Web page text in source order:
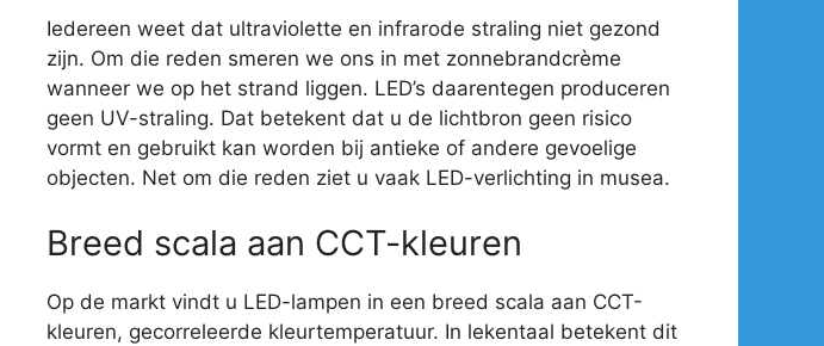
Iedereen weet dat ultraviolette en infrarode straling niet gezond
zijn. Om die reden smeren we ons in met zonnebrandcrème
wanneer we op het strand liggen. LED’s daarentegen produceren
geen UV-straling. Dat betekent dat u de lichtbron geen risico
vormt en gebruikt kan worden bij antieke of andere gevoelige
objecten. Net om die reden ziet u vaak LED-verlichting in musea.
Breed scala aan CCT-kleuren
Op de markt vindt u LED-lampen in een breed scala aan CCT-
kleuren, gecorreleerde kleurtemperatuur. In lekentaal betekent dit